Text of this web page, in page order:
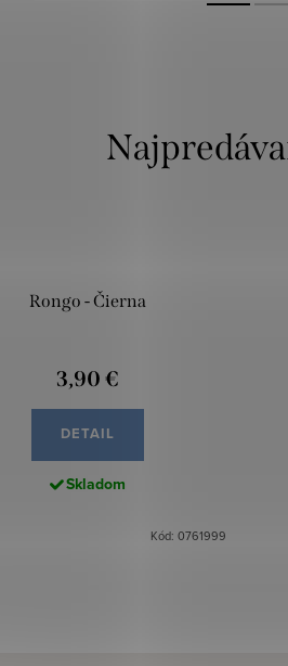
Rongo - Čierna
3,90 €
DETAIL
Skladom
Kód: 0761999